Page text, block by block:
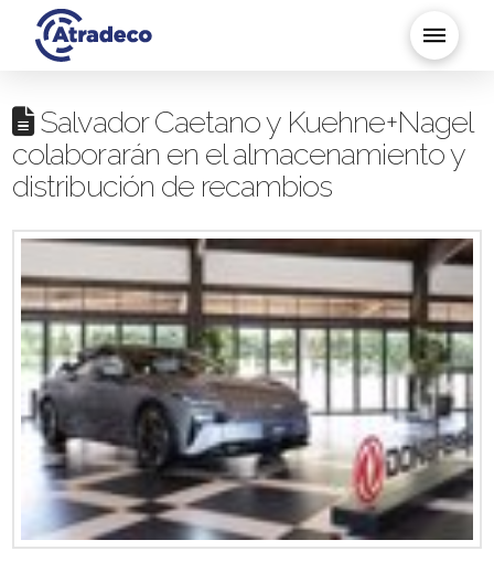
Salvador Caetano y Kuehne+Nagel
colaborarán en el almacenamiento y
distribución de recambios